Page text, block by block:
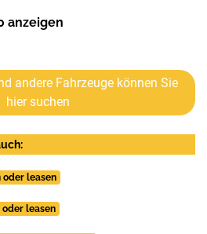
anzeigen
andere Fahrzeuge können Sie
hier suchen
oder leasen
oder leasen